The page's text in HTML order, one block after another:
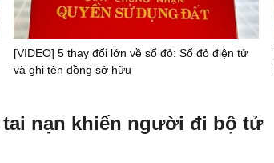
[VIDEO] 5 thay đổi lớn về sổ đỏ: Sổ đỏ điện tử
và ghi tên đồng sở hữu
nạn khiến người đi bộ tử